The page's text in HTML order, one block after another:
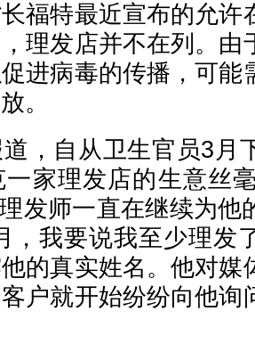
福特最近宣布的允许
理发店并不在列。由
进病毒的传播，可能
。
，自从卫生官员3月
一家理发店的生意丝
发师一直在继续为他
，我要说我至少理发
的真实姓名。他对媒
户就开始纷纷向他询